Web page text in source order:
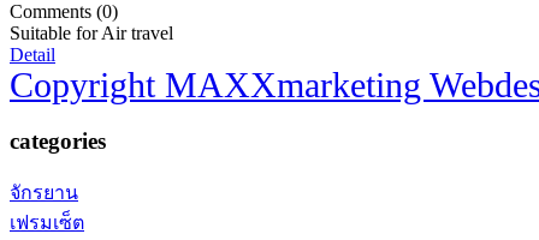
Comments (0)
Suitable for Air travel
Detail
Copyright MAXXmarketing
categories
จักรยาน
เฟรมเซ็ต